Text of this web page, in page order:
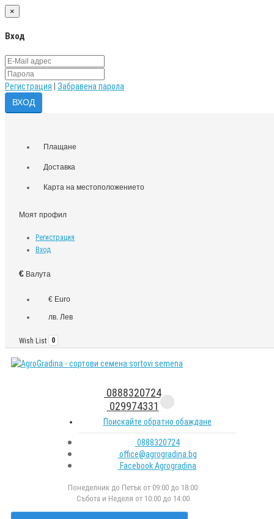
×
Вход
Регистрация Забравена парола
Плащане
Доставка
Карта на местоположението
Моят профил
Регистрация
Вход
€ Валута
€ Euro
лв. Лев
Wish List 0
0888320724
029974331
Поискайте обратно обаждане
0888320724
office@agrogradina.bg
Facebook Agrogradina
Понеделник до Петък от 09:00 до 18:00
Събота и Неделя от 10:00 до 14:00